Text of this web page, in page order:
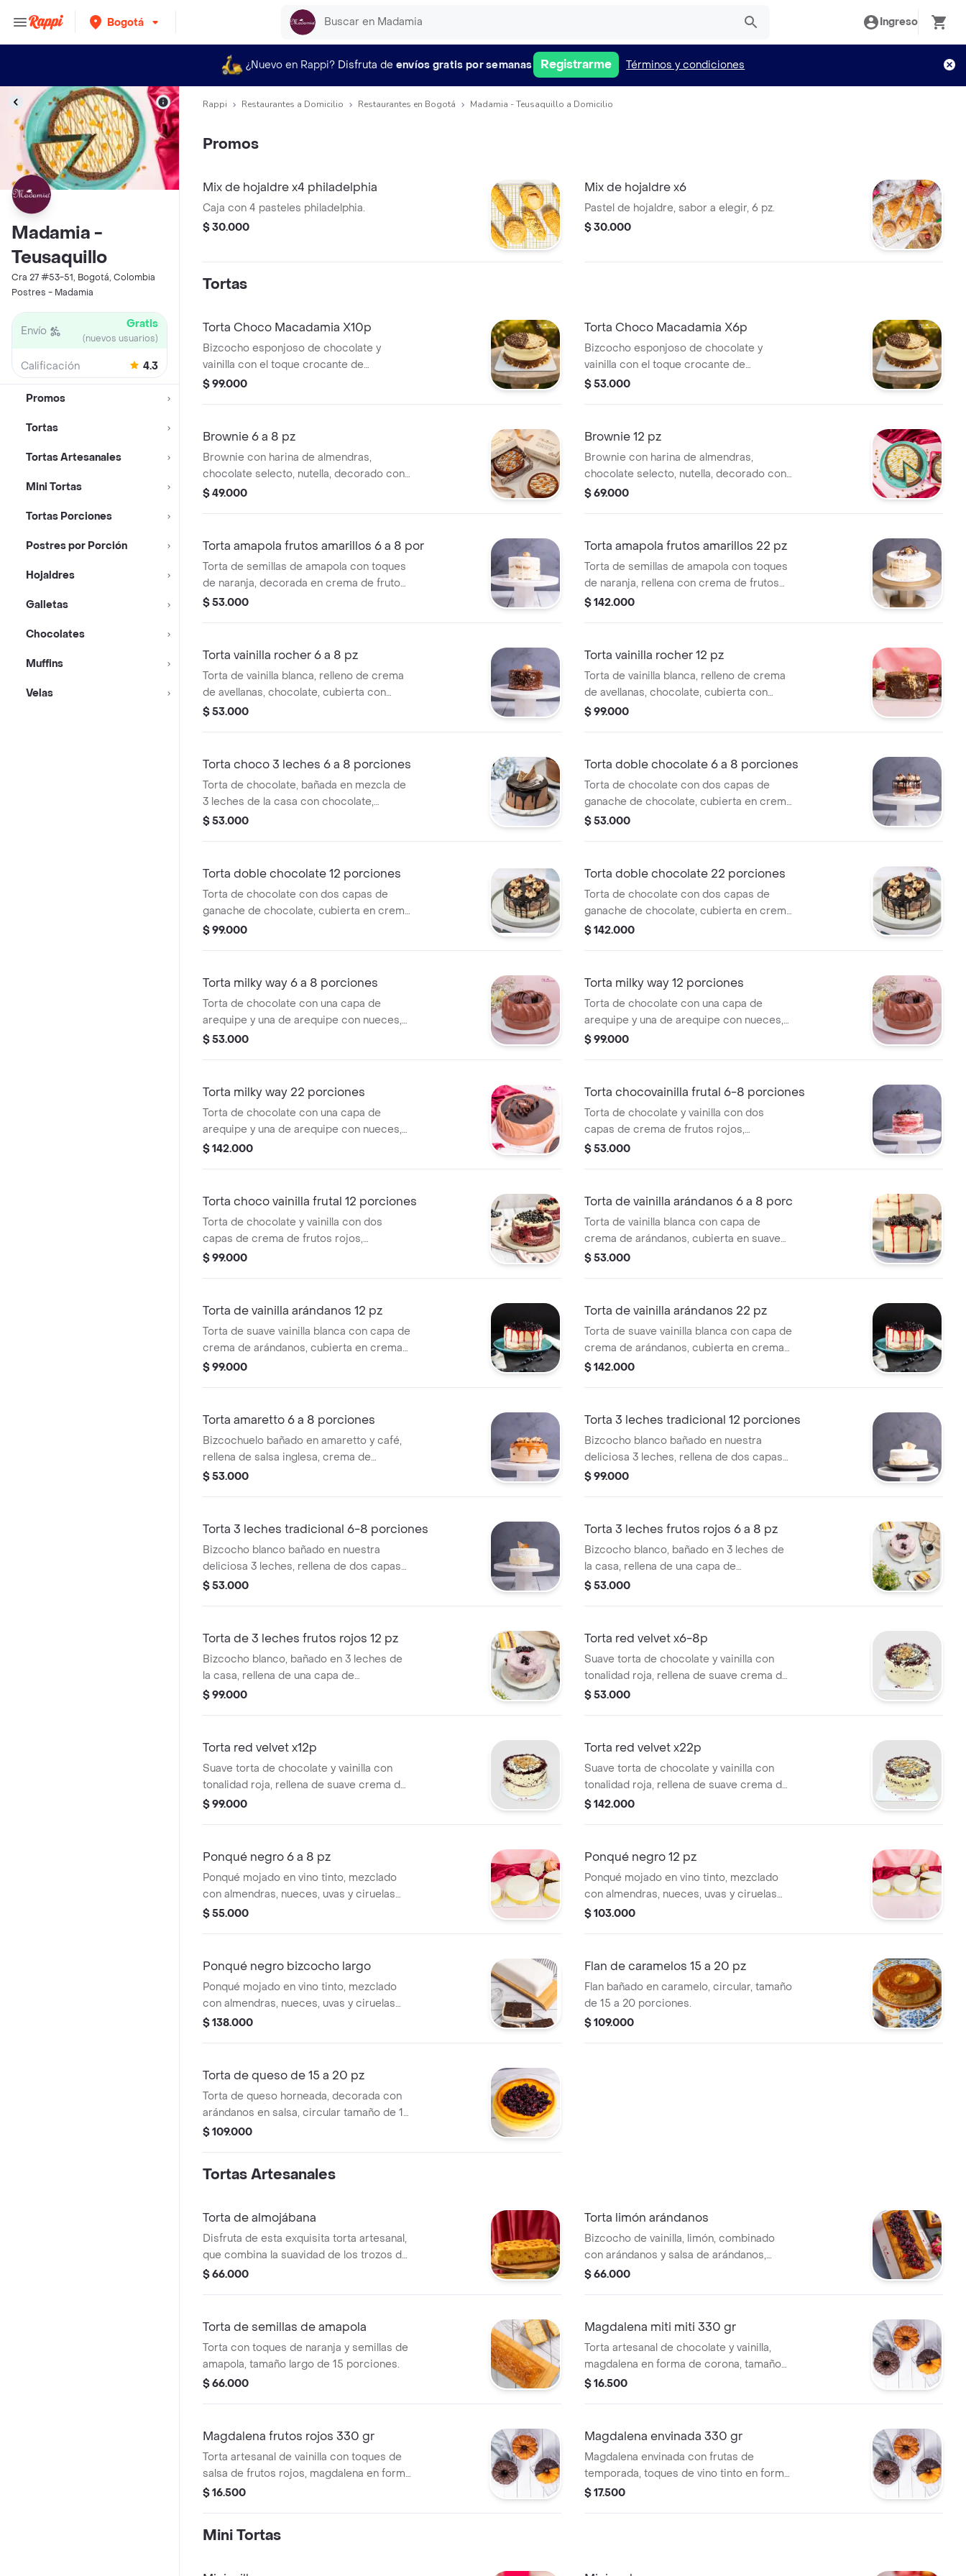
Bogotá Ingreso
¿Nuevo en Rappi? Disfruta de envíos gratis por semanas Registrarme Términos y condiciones
Madamia -
Teusaquillo
Cra 27 #53-51, Bogotá, Colombia
Postres - Madamia
Envío Gratis
(nuevos usuarios)
Calificación 4.3
Promos
Tortas
Tortas Artesanales
Mini Tortas
Tortas Porciones
Postres por Porción
Hojaldres
Galletas
Chocolates
Muffins
Velas
Rappi Restaurantes a Domicilio Restaurantes en Bogotá Madamia - Teusaquillo a Domicilio
Promos
Mix de hojaldre x4 philadelphia
Caja con 4 pasteles philadelphia.
$ 30.000
Mix de hojaldre x6
Pastel de hojaldre, sabor a elegir, 6 pz.
$ 30.000
Tortas
Torta Choco Macadamia X10p
Bizcocho esponjoso de chocolate y
vainilla con el toque crocante de
macadamias y trozos de chocolate,
con almendras fileteadas y arequipe.
Alcanza para 10-12 porciones
$ 99.000
Torta Choco Macadamia X6p
Bizcocho esponjoso de chocolate y
vainilla con el toque crocante de
macadamias y trozos de chocolate,
con almendras fileteadas y arequipe.
Alcanza para 6-8 porciones
$ 53.000
Brownie 6 a 8 pz
Brownie con harina de almendras,
chocolate selecto, nutella, decorado con
ganache de chocolate blanco y trozos de
$ 49.000
Brownie 12 pz
Brownie con harina de almendras,
chocolate selecto, nutella, decorado con
ganache de chocolate blanco y trozos de
$ 69.000
Torta amapola frutos amarillos 6 a 8 por
Torta de semillas de amapola con toques
de naranja, decorada en crema de frutos
amarillos y crema bavaria, tamaño de 6 a
$ 53.000
Torta amapola frutos amarillos 22 pz
Torta de semillas de amapola con toques
de naranja, rellena con crema de frutos
amarillos y crema bavaria, decorada con
$ 142.000
Torta vainilla rocher 6 a 8 pz
Torta de vainilla blanca, relleno de crema
de avellanas, chocolate, cubierta con
crocante chocolate, maní y decorado de
$ 53.000
Torta vainilla rocher 12 pz
Torta de vainilla blanca, relleno de crema
de avellanas, chocolate, cubierta con
crocante chocolate, maní y decorado de
$ 99.000
Torta choco 3 leches 6 a 8 porciones
Torta de chocolate, bañada en mezcla de
3 leches de la casa con chocolate,
tamaño de 6 a 8 porciones.
$ 53.000
Torta doble chocolate 6 a 8 porciones
Torta de chocolate con dos capas de
ganache de chocolate, cubierta en crema
y chocolate, tamaño de 6 a 8 porciones.
$ 53.000
Torta doble chocolate 12 porciones
Torta de chocolate con dos capas de
ganache de chocolate, cubierta en crema
y chocolate, tamaño de 12 porciones.
$ 99.000
Torta doble chocolate 22 porciones
Torta de chocolate con dos capas de
ganache de chocolate, cubierta en crema
y chocolate, tamaño de 22 porciones.
$ 142.000
Torta milky way 6 a 8 porciones
Torta de chocolate con una capa de
arequipe y una de arequipe con nueces,
cubierta en crema y salsa de chocolate,
$ 53.000
Torta milky way 12 porciones
Torta de chocolate con una capa de
arequipe y una de arequipe con nueces,
cubierta en crema y salsa de chocolate,
$ 99.000
Torta milky way 22 porciones
Torta de chocolate con una capa de
arequipe y una de arequipe con nueces,
cubierta en crema y salsa de chocolate,
$ 142.000
Torta chocovainilla frutal 6-8 porciones
Torta de chocolate y vainilla con dos
capas de crema de frutos rojos,
decorada en suave crema de mantequilla
a 8 porciones.
$ 53.000
Torta choco vainilla frutal 12 porciones
Torta de chocolate y vainilla con dos
capas de crema de frutos rojos,
decorada en crema, mermelada de frutos
$ 99.000
Torta de vainilla arándanos 6 a 8 porc
Torta de vainilla blanca con capa de
crema de arándanos, cubierta en suave
crema de mantequilla y arándanos en
$ 53.000
Torta de vainilla arándanos 12 pz
Torta de suave vainilla blanca con capa de
crema de arándanos, cubierta en crema
de mantequilla y arándanos en salsa,
$ 99.000
Torta de vainilla arándanos 22 pz
Torta de suave vainilla blanca con capa de
crema de arándanos, cubierta en crema
de mantequilla y arándanos en salsa,
$ 142.000
Torta amaretto 6 a 8 porciones
Bizcochuelo bañado en amaretto y café,
rellena de salsa inglesa, crema de
arequipe, cubierta en crema de arequipe,
$ 53.000
Torta 3 leches tradicional 12 porciones
Bizcocho blanco bañado en nuestra
deliciosa 3 leches, rellena de dos capas
de arequipe, cubierta con suave crema y
$ 99.000
Torta 3 leches tradicional 6-8 porciones
Bizcocho blanco bañado en nuestra
deliciosa 3 leches, rellena de dos capas
de arequipe, cubierta con suave crema y
$ 53.000
Torta 3 leches frutos rojos 6 a 8 pz
Bizcocho blanco, bañado en 3 leches de
la casa, rellena de una capa de
mermelada de frutos rojos y una capa de
porciones.
$ 53.000
Torta de 3 leches frutos rojos 12 pz
Bizcocho blanco, bañado en 3 leches de
la casa, rellena de una capa de
mermelada de frutos rojos y una capa de
porciones.
$ 99.000
Torta red velvet x6-8p
Suave torta de chocolate y vainilla con
tonalidad roja, rellena de suave crema de
queso y crema de frutos rojos, cubierta
$ 53.000
Torta red velvet x12p
Suave torta de chocolate y vainilla con
tonalidad roja, rellena de suave crema de
queso y crema de frutos rojos, cubierta
$ 99.000
Torta red velvet x22p
Suave torta de chocolate y vainilla con
tonalidad roja, rellena de suave crema de
queso y crema de frutos rojos, cubierta
$ 142.000
Ponqué negro 6 a 8 pz
Ponqué mojado en vino tinto, mezclado
con almendras, nueces, uvas y ciruelas
pasas, cubierto en fondant blanco,
$ 55.000
Ponqué negro 12 pz
Ponqué mojado en vino tinto, mezclado
con almendras, nueces, uvas y ciruelas
pasas, cubierto en fondant blanco,
$ 103.000
Ponqué negro bizcocho largo
Ponqué mojado en vino tinto, mezclado
con almendras, nueces, uvas y ciruelas
pasas, cubierto en fondant blanco,
$ 138.000
Flan de caramelos 15 a 20 pz
Flan bañado en caramelo, circular, tamaño
de 15 a 20 porciones.
$ 109.000
Torta de queso de 15 a 20 pz
Torta de queso horneada, decorada con
arándanos en salsa, circular tamaño de 15
a 20 porciones.
$ 109.000
Tortas Artesanales
Torta de almojábana
Disfruta de esta exquisita torta artesanal,
que combina la suavidad de los trozos de
almojábana con la cremosidad del queso
hará querer repetir. caliéntalo unos
segundos y disfruta. para 12-16 porciones
$ 66.000
Torta limón arándanos
Bizcocho de vainilla, limón, combinado
con arándanos y salsa de arándanos,
tamaño largo de 12 a 15 porciones.
$ 66.000
Torta de semillas de amapola
Torta con toques de naranja y semillas de
amapola, tamaño largo de 15 porciones.
$ 66.000
Magdalena miti miti 330 gr
Torta artesanal de chocolate y vainilla,
magdalena en forma de corona, tamaño
de 6 a 8 porciones.
$ 16.500
Magdalena frutos rojos 330 gr
Torta artesanal de vainilla con toques de
salsa de frutos rojos, magdalena en forma
de corona, tamaño de 6 a 8 porciones.
$ 16.500
Magdalena envinada 330 gr
Magdalena envinada con frutas de
temporada, toques de vino tinto en forma
de corona, tamaño de 6 a 8 porciones.
$ 17.500
Mini Tortas